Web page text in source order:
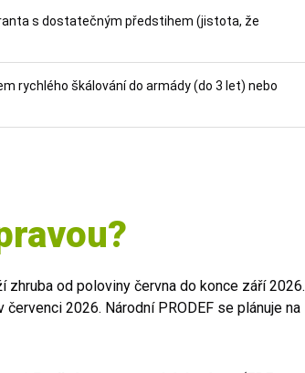
s dostatečným předstihem (jistota, že
rychlého škálování do armády (do 3 let) nebo
zhruba od poloviny června do konce září 2026.
2026. Národní PRODEF se plánuje na